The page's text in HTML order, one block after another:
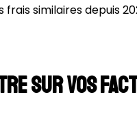
similaires depuis
sur vos